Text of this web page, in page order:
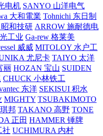
电机 SANYO 山洋电气
大和電業 Tohnichi 东日制
昭和技研 ARROW 施耐德电
工业 Ga-rew 格莱美
威威 MITOLOY 水户工
尤尼卡 TAIYO 太洋
丽 HOZAN 宝山 SUIDEN
CHUCK 小林铁工
东洋 SEKISUI 积水
MIGHTY TSUBAKIMOTO
邦 TAKANO 高野 TONE
正田 HAMMER 锤牌
社 UCHIMURA 内村